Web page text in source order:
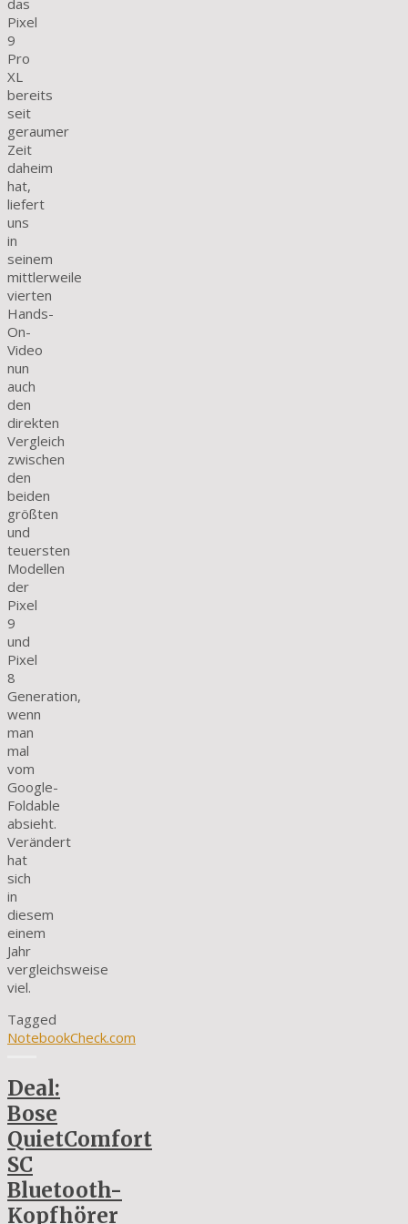
das
Pixel
9
Pro
XL
bereits
seit
geraumer
Zeit
daheim
hat,
liefert
uns
in
seinem
mittlerweile
vierten
Hands-
On-
Video
nun
auch
den
direkten
Vergleich
zwischen
den
beiden
größten
und
teuersten
Modellen
der
Pixel
9
und
Pixel
8
Generation,
wenn
man
mal
vom
Google-
Foldable
absieht.
Verändert
hat
sich
in
diesem
einem
Jahr
vergleichsweise
viel.
Tagged
NotebookCheck.com
Deal:
Bose
QuietComfort
SC
Bluetooth-
Kopfhörer